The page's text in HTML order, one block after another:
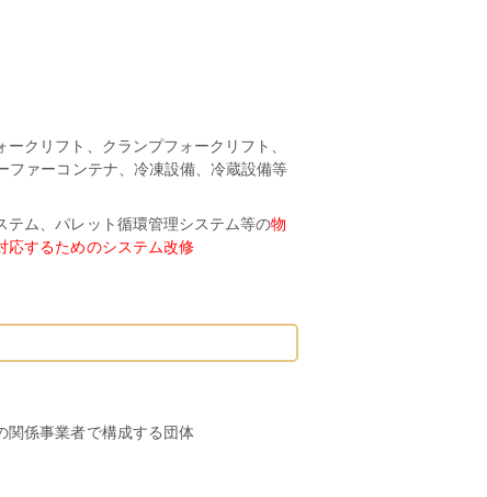
クリフト、クランプフォークリフト、
ファーコンテナ、冷凍設備、冷蔵設備等
テム、パレット循環管理システム等の物
応するためのシステム改修
関係事業者で構成する団体